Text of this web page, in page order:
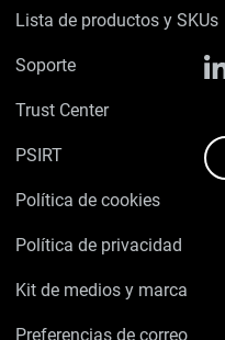
Lista de productos y SKUs
Soporte
Trust Center
PSIRT
Política de cookies
Política de privacidad
Kit de medios y marca
Preferencias de correo